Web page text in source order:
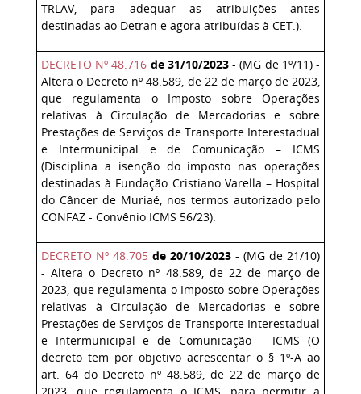
TRLAV, para adequar as atribuições antes
destinadas ao Detran e agora atribuídas à CET.).
DECRETO Nº 48.716 de 31/10/2023- (MG de 1º/11) -
Altera o Decreto nº 48.589, de 22 de março de 2023,
que regulamenta o Imposto sobre Operações
relativas à Circulação de Mercadorias e sobre
Prestações de Serviços de Transporte Interestadual
e Intermunicipal e de Comunicação – ICMS
(Disciplina a isenção do imposto nas operações
destinadas à Fundação Cristiano Varella – Hospital
do Câncer de Muriaé, nos termos autorizado pelo
CONFAZ - Convênio ICMS 56/23).
DECRETO Nº 48.705 de 20/10/2023 - (MG de 21/10)
- Altera o Decreto nº 48.589, de 22 de março de
2023, que regulamenta o Imposto sobre Operações
relativas à Circulação de Mercadorias e sobre
Prestações de Serviços de Transporte Interestadual
e Intermunicipal e de Comunicação – ICMS (O
decreto tem por objetivo acrescentar o § 1º-A ao
art. 64 do Decreto nº 48.589, de 22 de março de